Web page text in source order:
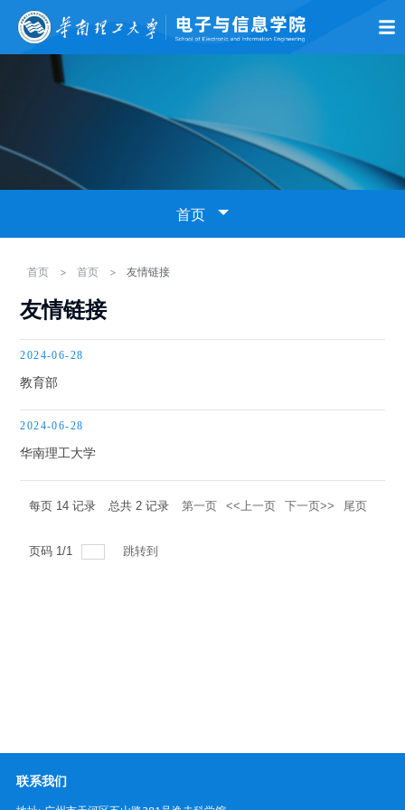
学院概况
首页
学院新闻
通知公告
学术预告
学术机构
友情链接
首页 > 首页 > 友情链接
友情链接
2024-06-28
教育部
2024-06-28
华南理工大学
每页 14 记录 总共2 记录 第一页 <<上一页 下一页>> 尾页
页码 1/1 跳转到
联系我们